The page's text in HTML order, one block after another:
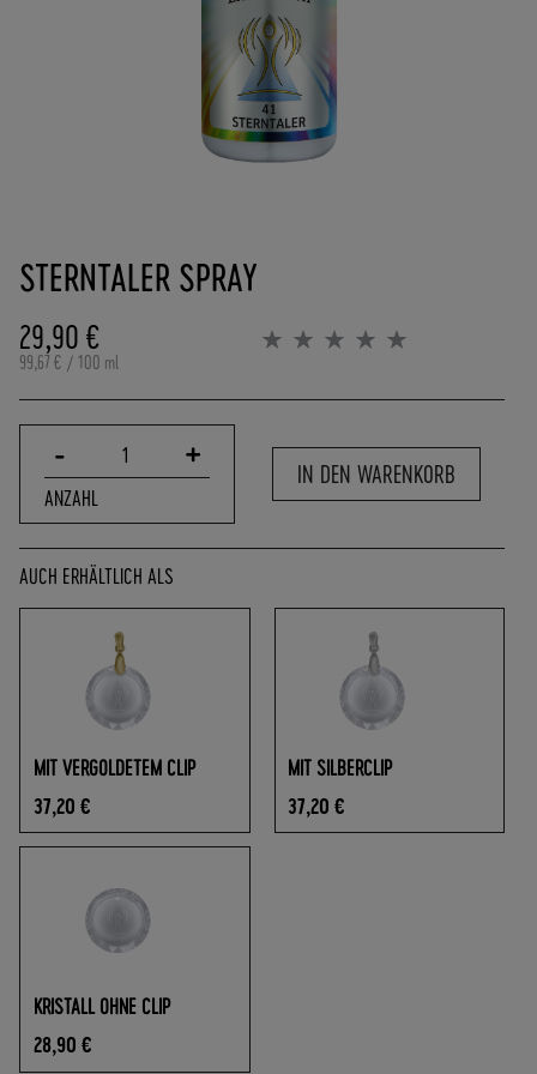
8
0
0
T
O
F
€
der
Bildergalerie
springen
STERNTALER SPRAY
29,90 €
99,67 € / 100 ml
Bewertung:
- 1 +
ANZAHL
IN DEN WARENKORB
AUCH ERHÄLTLICH ALS
MIT VERGOLDETEM CLIP
37,20 €
MIT SILBERCLIP
37,20 €
KRISTALL OHNE CLIP
28,90 €